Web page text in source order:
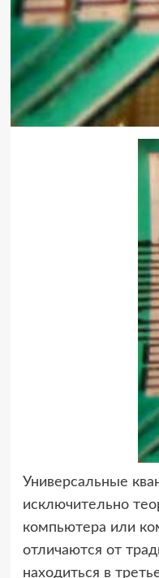
Универсальные
исключительно
компьютера или
отличаются от
находиться в